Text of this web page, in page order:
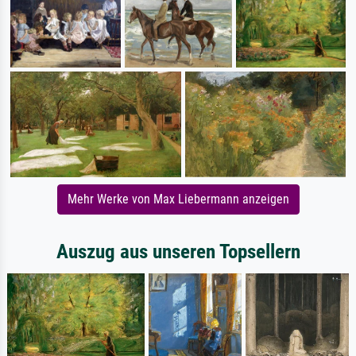
Mehr Werke von Max Liebermann anzeigen
Auszug aus unseren Topsellern